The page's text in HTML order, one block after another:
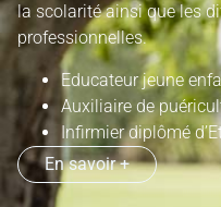
la scolarité ainsi que les
professionnelles.
Educateur jeune
Auxiliaire de
Infirmier diplômé
En savoir +